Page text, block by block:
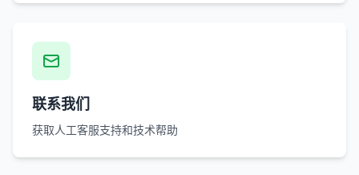
联系我们
获取人工客服支持和技术帮助